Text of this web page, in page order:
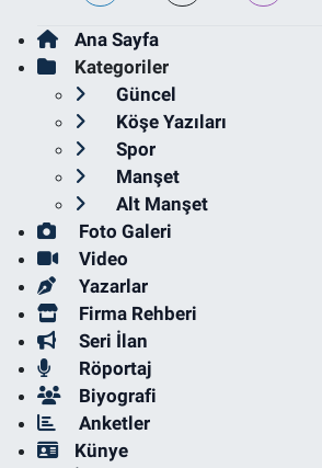
Ana Sayfa
Kategoriler
Güncel
Köşe Yazıları
Spor
Manşet
Alt Manşet
Foto Galeri
Video
Yazarlar
Firma Rehberi
Seri İlan
Röportaj
Biyografi
Anketler
Künye